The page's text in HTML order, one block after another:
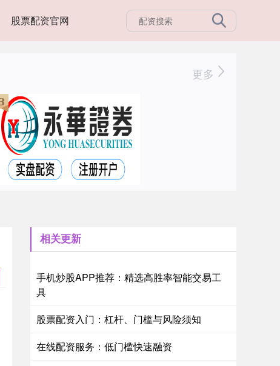
股票配资官网
更多
相关更新
手机炒股APP推荐：精选高胜率智能交易工
具
股票配资入门：杠杆、门槛与风险须知
在线配资服务：低门槛快速融资